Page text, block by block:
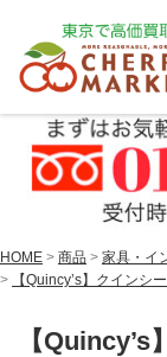
HOME > 商品 > 家具・イ
>
【Quincy’s】クインシ
【